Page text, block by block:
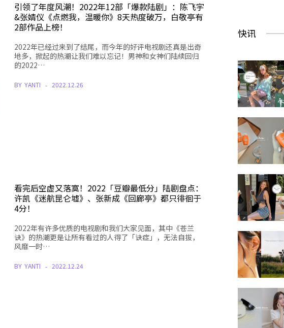
引领了年度风潮！2022年12部「爆款陆剧」：陈飞宇
&张婧仪《点燃我，温暖你》8天热度破万，白敬亭有
2部作品上榜！
2022年已经过来到了结尾，而今年的好评电视剧还真是出奇
地多，掀起的热潮让我们难以忘记！男神和女神们陆续回归
的2022…
BY YANTI 2022.12.26
看完后空虚又落寞！2022「豆瓣最低分」陆剧盘点：
许凯《迷航昆仑墟》、张新成《回廊亭》都只徘徊于
4分！
2022年有许多优质的电视剧和我们大家见面，其中《苍兰
诀》的热潮更是让所有看过的人得了「诀症」，无法自拔，
风靡一时…
BY YANTI 2022.12.24
快讯